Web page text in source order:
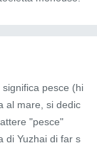
pesce (hi
al mare, si dedic
"pesce"
di Yuzhai di far s